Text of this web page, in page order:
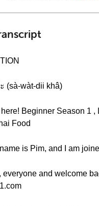
(sà-wàt-dii khâ)
Beginner Season 1 ,
Food
is Pim, and I am
everyone and welcome